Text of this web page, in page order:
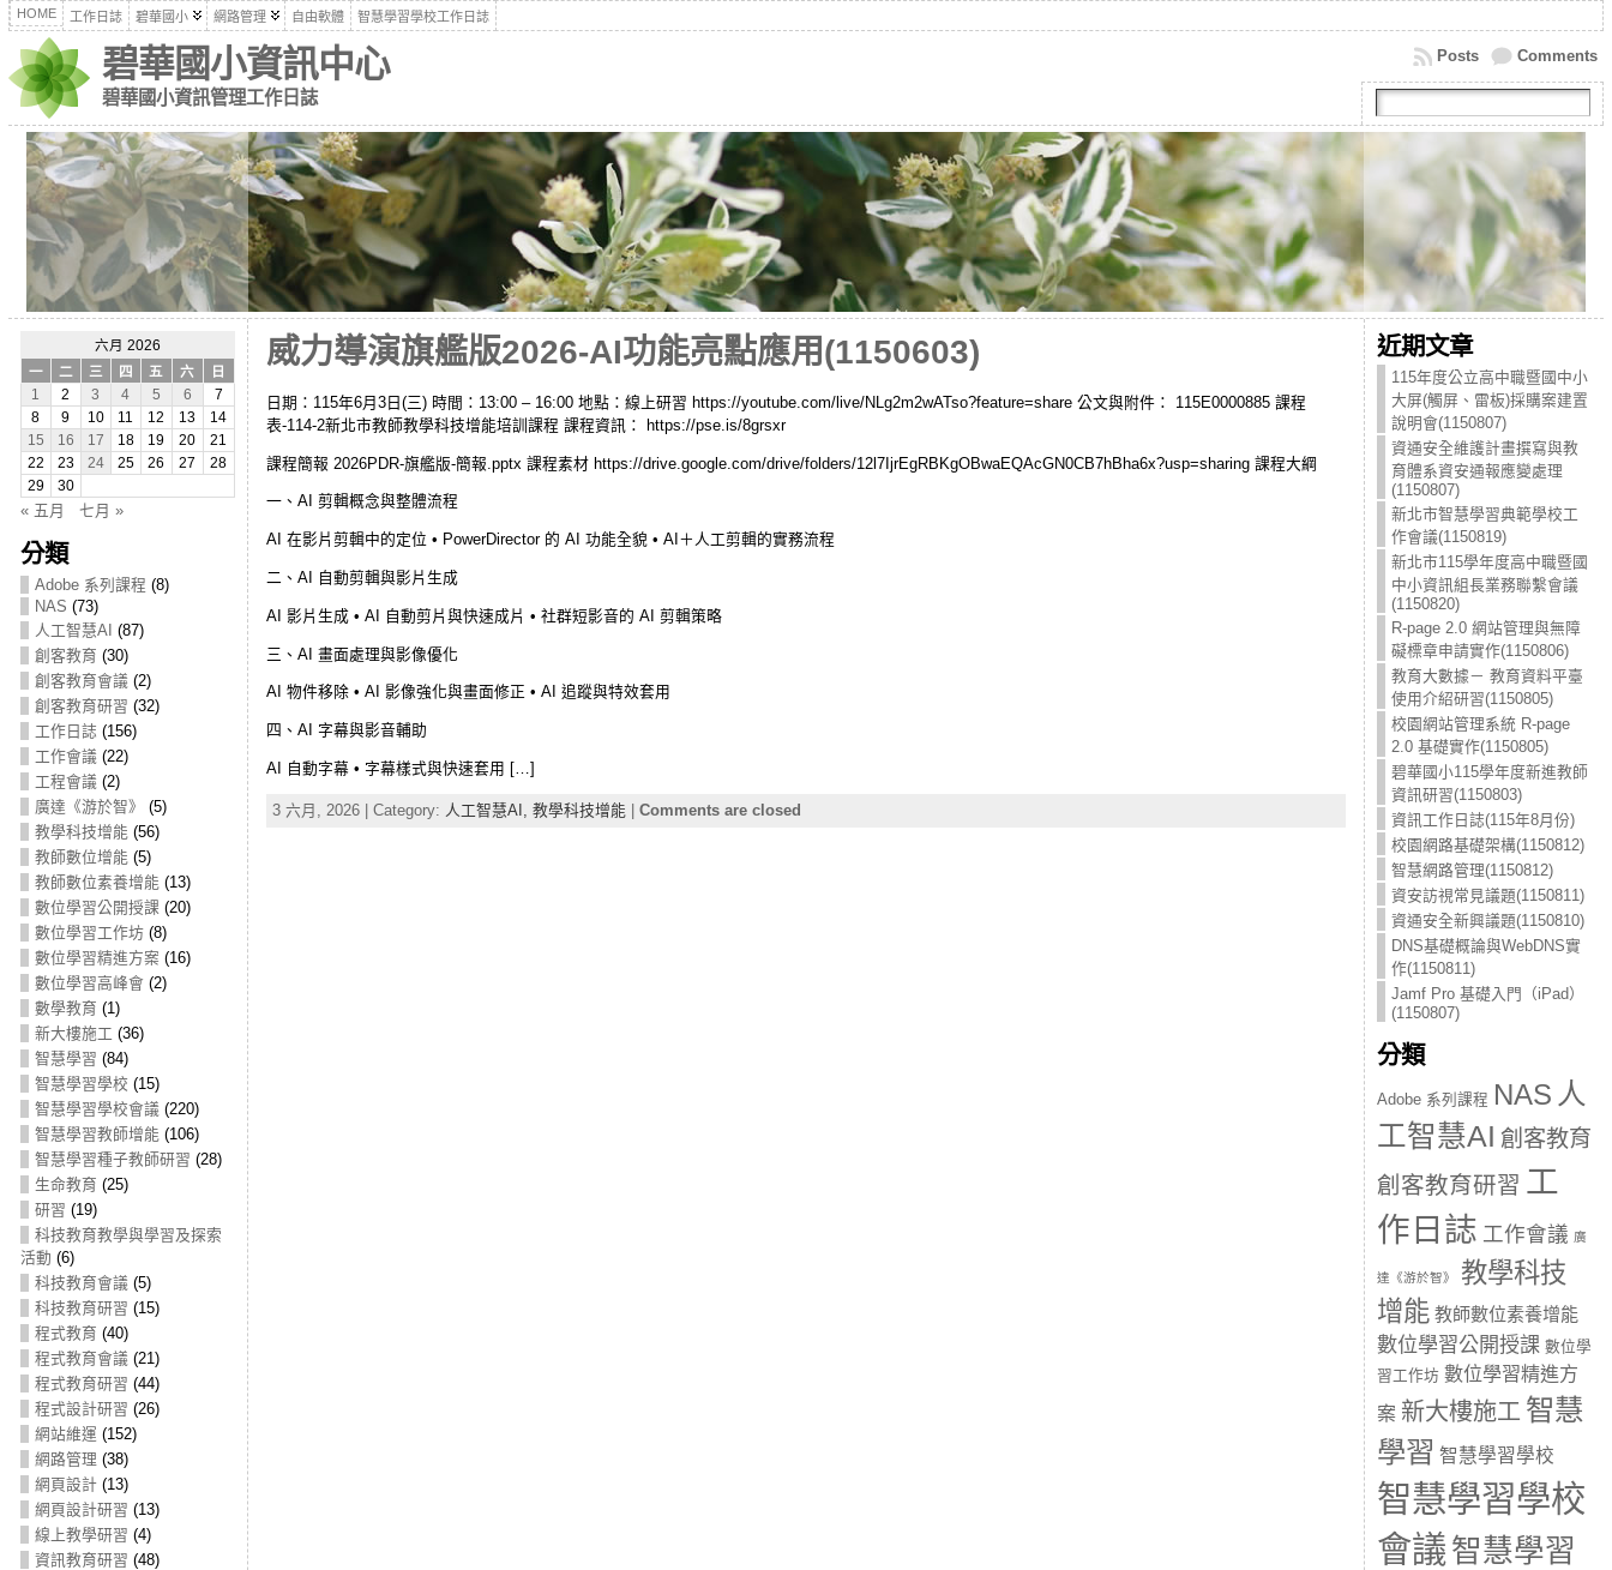
HOME 工作日誌 碧華國小 網路管理 自由軟體 智慧學習學校工作日誌
碧華國小資訊中心
碧華國小資訊管理工作日誌
Comments
Posts
六月 2026
一
二 三 四 五 六
日
1
2 3 4 5 6
7
8
9 10 11 12 13
14
15
16 17 18 19 20
21
22
23 24 25 26 27
28
29
30
« 五月 七月 »
分類
Adobe 系列課程 (8)
NAS (73)
人工智慧AI (87)
創客教育 (30)
創客教育會議 (2)
創客教育研習 (32)
工作日誌 (156)
工作會議 (22)
工程會議 (2)
廣達《游於智》
(5)
教學科技增能(56)
教師數位增能(5)
教師數位素養增能(13)
數位學習公開授課 (20)
數位學習工作坊(8)
數位學習精進方案 (16)
數位學習高峰會 (2)
數學教育 (1)
新大樓施工 (36)
智慧學習 (84)
智慧學習學校 (15)
智慧學習學校會議 (220)
智慧學習教師增能(106)
智慧學習種子教師研習 (28)
生命教育 (25)
研習 (19)
科技教育教學與學習及探索
活動 (6)
科技教育會議 (5)
科技教育研習 (15)
程式教育 (40)
程式教育會議 (21)
程式教育研習 (44)
程式設計研習 (26)
網站維運 (152)
網路管理 (38)
網頁設計(13)
網頁設計研習 (13)
線上教學研習 (4)
資訊教育研習 (48)
威力導演旗艦版2026-AI功能亮點應用(1150603)
日期：115年6月3日(三) 時間：13:00 – 16:00 地點：線上研習 https://youtube.com/live/NLg2m2wATso?feature=share 公文與附件： 115E0000885 課程
表-114-2新北市教師教學科技增能培訓課程 課程資訊： https://pse.is/8grsxr
課程簡報 2026PDR-旗艦版-簡報.pptx 課程素材 https://drive.google.com/drive/folders/12l7IjrEgRBKgOBwaEQAcGN0CB7hBha6x?usp=sharing 課程大綱
一、AI 剪輯概念與整體流程
AI 在影片剪輯中的定位 • PowerDirector 的 AI 功能全貌 • AI＋人工剪輯的實務流程
二、AI 自動剪輯與影片生成
AI 影片生成 • AI 自動剪片與快速成片 • 社群短影音的 AI 剪輯策略
三、AI 畫面處理與影像優化
AI 物件移除 • AI 影像強化與畫面修正 • AI 追蹤與特效套用
四、AI 字幕與影音輔助
AI 自動字幕 • 字幕樣式與快速套用 […]
3 六月, 2026 | Category: 人工智慧AI, 教學科技增能 Comments are closed
近期文章
115年度公立高中職暨國中小
大屏(觸屏、雷板)採購案建置
說明會(1150807)
資通安全維護計畫撰寫與教
育體系資安通報應變處理
(1150807)
新北市智慧學習典範學校工
作會議(1150819)
新北市115學年度高中職暨國
中小資訊組長業務聯繫會議
(1150820)
R-page 2.0 網站管理與無障
礙標章申請實作(1150806)
教育大數據－ 教育資料平臺
使用介紹研習(1150805)
校園網站管理系統 R-page
2.0 基礎實作(1150805)
碧華國小115學年度新進教師
資訊研習(1150803)
資訊工作日誌(115年8月份)
校園網路基礎架構(1150812)
智慧網路管理(1150812)
資安訪視常見議題(1150811)
資通安全新興議題(1150810)
DNS基礎概論與WebDNS實
作(1150811)
Jamf Pro 基礎入門（iPad）
(1150807)
分類
Adobe 系列課程 NAS 人
工智慧AI 創客教育
創客教育研習 工
作日誌 工作會議 廣
達《游於智》
教學科技
增能 教師數位素養增能
數位學習公開授課 數位學
習工作坊 數位學習精進方
案 新大樓施工 智慧
學習 智慧學習學校
智慧學習學校
會議 智慧學習